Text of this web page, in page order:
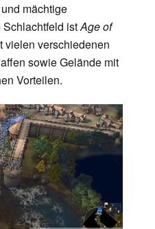
mächtige
istAge of
vielen verschiedenen
sowie Gelände mit
Vorteilen.